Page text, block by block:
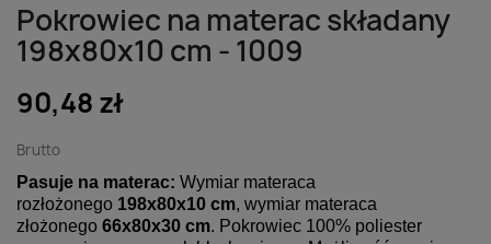
Pokrowiec na materac składany
198x80x10 cm - 1009
90,48 zł
Brutto
Pasuje na materac: Wymiar materaca
rozłożonego 198x80x10 cm, wymiar materaca
złożonego 66x80x30 cm. Pokrowiec 100% poliester